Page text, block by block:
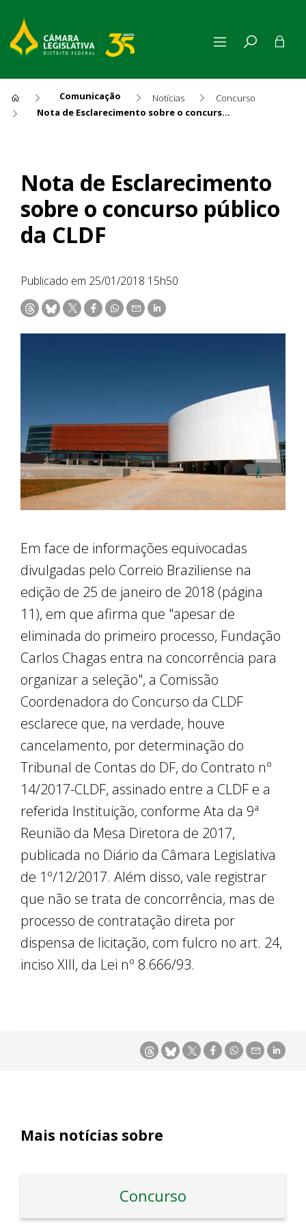
Comunicação Notícias
Concurso
Nota de Esclarecimento sobre o concurso público da CLDF
Nota de Esclarecimento
sobre o concurso público
da CLDF
Publicado em 25/01/2018 15h50
Em face de informações equivocadas
divulgadas pelo Correio Braziliense na
edição de 25 de janeiro de 2018 (página
11), em que afirma que "apesar de
eliminada do primeiro processo, Fundação
Carlos Chagas entra na concorrência para
organizar a seleção", a Comissão
Coordenadora do Concurso da CLDF
esclarece que, na verdade, houve
cancelamento, por determinação do
Tribunal de Contas do DF, do Contrato nº
14/2017-CLDF, assinado entre a CLDF e a
referida Instituição, conforme Ata da 9ª
Reunião da Mesa Diretora de 2017,
publicada no Diário da Câmara Legislativa
de 1º/12/2017. Além disso, vale registrar
que não se trata de concorrência, mas de
processo de contratação direta por
dispensa de licitação, com fulcro no art. 24,
inciso XIII, da Lei nº 8.666/93.
Mais notícias sobre
Concurso